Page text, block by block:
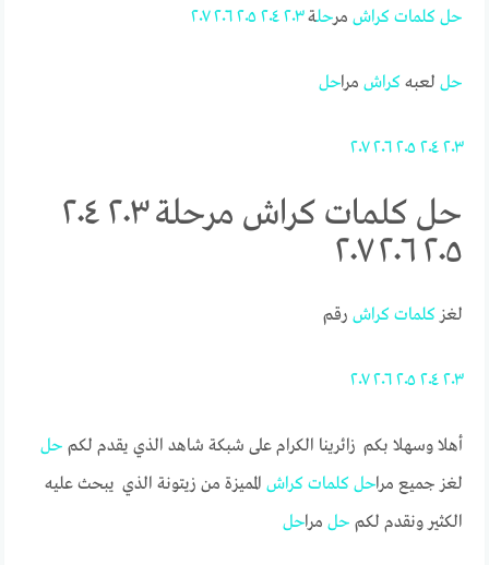
حل كلمات كراش مرحلة٢٠٣ ٢٠٤ ٢٠٥ ٢٠٦ ٢٠٧
حل لعبهكراش مراحل
٢٠٣ ٢٠٤ ٢٠٥ ٢٠٦ ٢٠٧
حل كلمات كراش مرحلة ٢٠٣ ٢٠٤
٢٠٥ ٢٠٦ ٢٠٧
لغزكلمات كراش رقم
٢٠٣ ٢٠٤ ٢٠٥ ٢٠٦ ٢٠٧
أهلا وسهلا بكم زائرينا الكرام على شبكة شاهد الذي يقدم لكم حل
لغز جميع مراحل كلمات كراش المميزة من زيتونة الذي يبحث عليه
الكثير ونقدم لكم حل مراحل